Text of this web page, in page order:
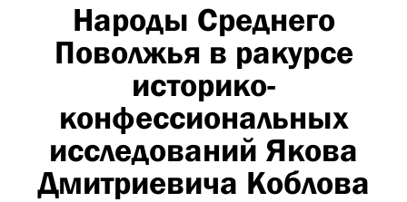
Народы Среднего
Поволжья в ракурсе
историко-
конфессиональных
исследований Якова
Дмитриевича Коблова